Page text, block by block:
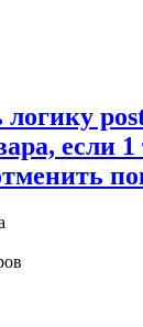
если 1